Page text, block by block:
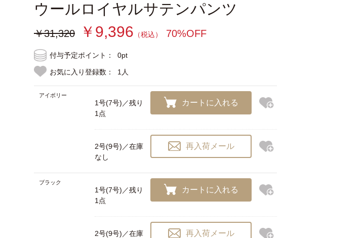
ウールロイヤルサテンパンツ
￥31,320 ￥9,396 （税込） 70%OFF
付与予定ポイント： 0pt
お気に入り登録数： 1人
アイボリー
1号(7号)／残り
1点
カートに入れる
2号(9号)／在庫
なし
再入荷メール
ブラック
1号(7号)／残り
1点
カートに入れる
2号(9号)／在庫
再入荷メール